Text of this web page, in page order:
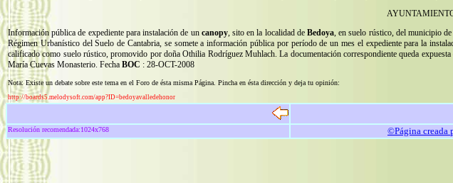
Información pública de expediente para instalación de un canopy, sito en la localidad deBedoya, en suelo rústico, del municipio
Régimen Urbanístico del Suelo de Cantabria, se somete a información pública por período de un mes el expediente para la
calificado como suelo rústico, promovido por doña Othilia Rodríguez Muhlach. La documentación correspondiente queda
María Cuevas Monasterio. Fecha BOC : 28-OCT-2008
Nota: Existe un debate sobre este tema en el Foro de ésta misma Página. Pincha en ésta dirección y deja tu opinión:
http://boards5.melodysoft.com/app?ID=bedoyavalledehonor
Resolución recomendada:1024x768 ©Página creada